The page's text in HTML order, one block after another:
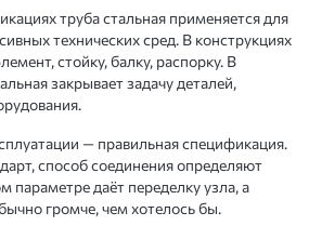
труба стальная применяется для
технических сред. В конструкциях
стойку, балку, распорку. В
закрывает задачу деталей,
— правильная спецификация.
способ соединения определяют
параметре даёт переделку узла, а
громче, чем хотелось бы.